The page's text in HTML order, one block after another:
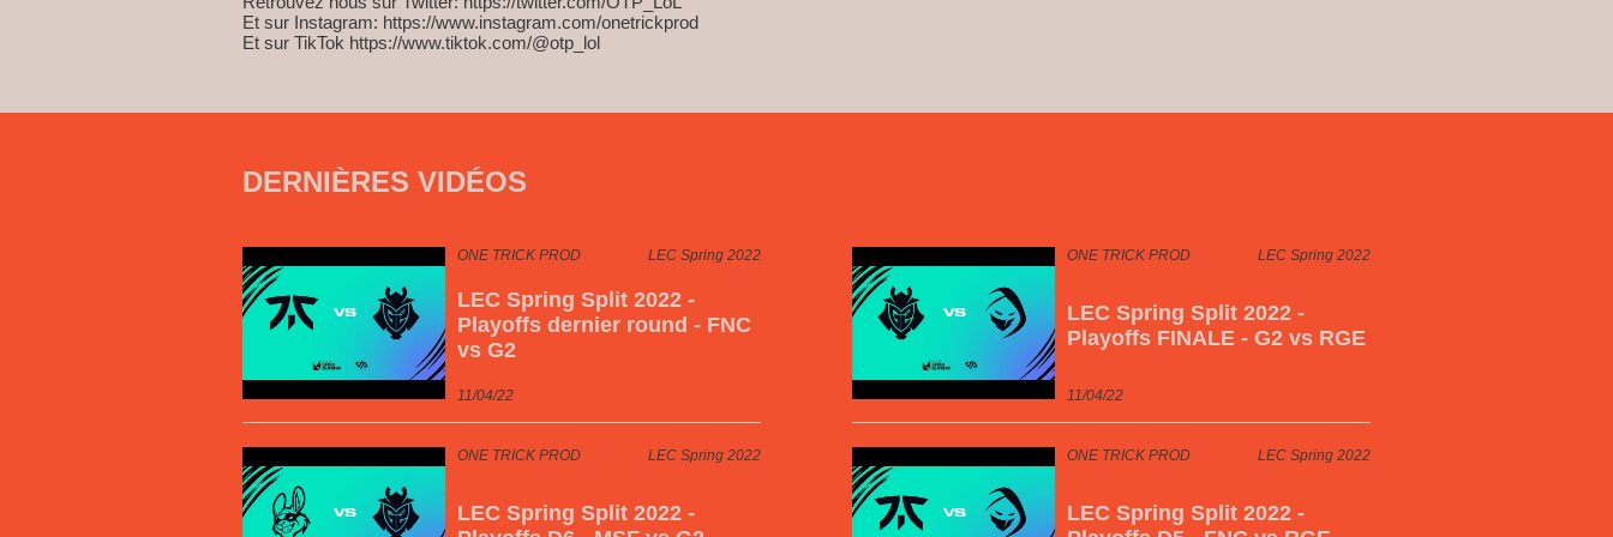
Et sur Instagram: https://www.instagram.com/onetrickprod
Et sur TikTok https://www.tiktok.com/@otp_lol
DERNIÈRES VIDÉOS
ONE TRICK PROD LEC Spring 2022
LEC Spring Split 2022 -
Playoffs dernier round - FNC
vs G2
11/04/22
ONE TRICK PROD LEC Spring 2022
LEC Spring Split 2022 -
Playoffs FINALE - G2 vs RGE
11/04/22
ONE TRICK PROD LEC Spring 2022
LEC Spring Split 2022 -
ONE TRICK PROD LEC Spring 2022
LEC Spring Split 2022 -